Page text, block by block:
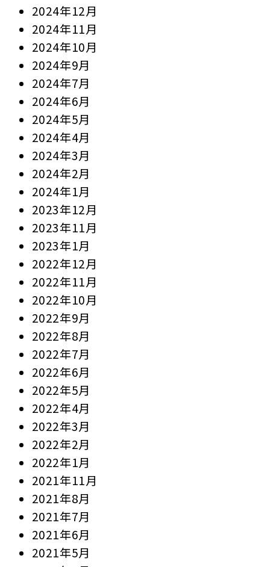
2024年12月
2024年11月
2024年10月
2024年9月
2024年7月
2024年6月
2024年5月
2024年4月
2024年3月
2024年2月
2024年1月
2023年12月
2023年11月
2023年1月
2022年12月
2022年11月
2022年10月
2022年9月
2022年8月
2022年7月
2022年6月
2022年5月
2022年4月
2022年3月
2022年2月
2022年1月
2021年11月
2021年8月
2021年7月
2021年6月
2021年5月